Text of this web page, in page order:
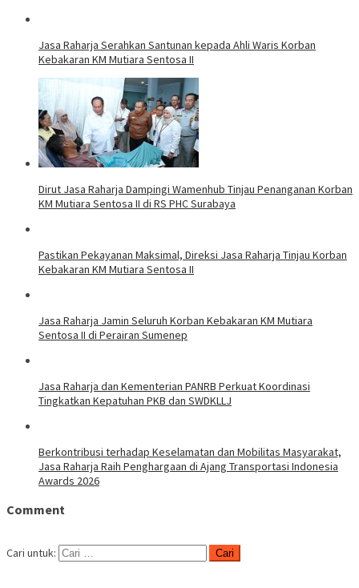
Jasa Raharja Serahkan Santunan kepada Ahli Waris Korban
Kebakaran KM Mutiara Sentosa II
Dirut Jasa Raharja Dampingi Wamenhub Tinjau Penanganan Korban
KM Mutiara Sentosa II di RS PHC Surabaya
Pastikan Pekayanan Maksimal, Direksi Jasa Raharja Tinjau Korban
Kebakaran KM Mutiara Sentosa II
Jasa Raharja Jamin Seluruh Korban Kebakaran KM Mutiara
Sentosa II di Perairan Sumenep
Jasa Raharja dan Kementerian PANRB Perkuat Koordinasi
Tingkatkan Kepatuhan PKB dan SWDKLLJ
Berkontribusi terhadap Keselamatan dan Mobilitas Masyarakat,
Jasa Raharja Raih Penghargaan di Ajang Transportasi Indonesia
Awards 2026
Comment
Cari untuk: